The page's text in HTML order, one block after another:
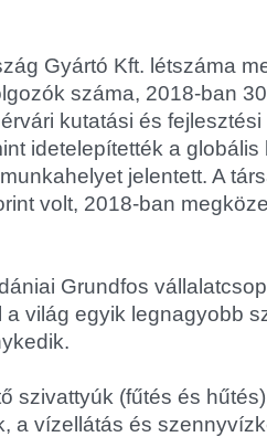
Gyártó Kft. létszáma
száma, 2018-ban
kutatási és
idetelepítették a
jelentett. A
volt, 2018-ban
Grundfos
világ egyik legnagyobb
szivattyúk (fűtés és
a vízellátás és